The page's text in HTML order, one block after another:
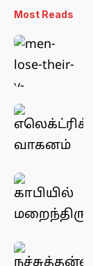
Most Reads